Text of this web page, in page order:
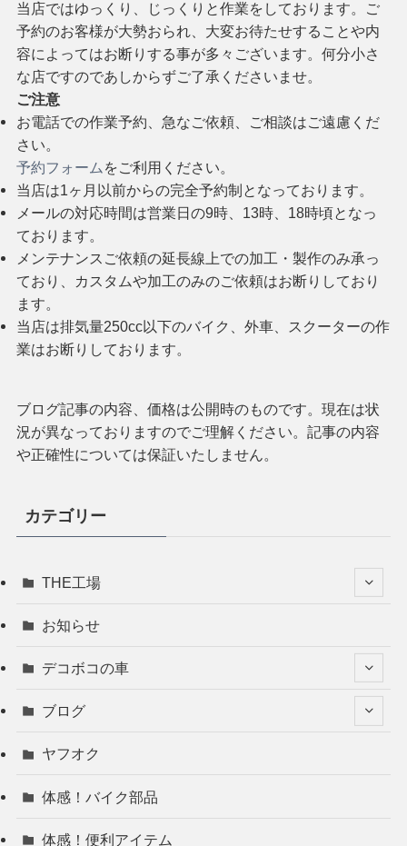
当店ではゆっくり、じっくりと作業をしております。ご
予約のお客様が大勢おられ、大変お待たせすることや内
容によってはお断りする事が多々ございます。何分小さ
な店ですのであしからずご了承くださいませ。
ご注意
お電話での作業予約、急なご依頼、ご相談はご遠慮くだ
さい。
予約フォーム をご利用ください。
当店は1ヶ月以前からの完全予約制となっております。
メールの対応時間は営業日の9時、13時、18時頃となっ
ております。
メンテナンスご依頼の延長線上での加工・製作のみ承っ
ており、カスタムや加工のみのご依頼はお断りしており
ます。
当店は排気量250cc以下のバイク、外車、スクーターの作
業はお断りしております。
ブログ記事の内容、価格は公開時のものです。現在は状
況が異なっておりますのでご理解ください。記事の内容
や正確性については保証いたしません。
カテゴリー
THE工場
お知らせ
デコボコの車
ブログ
ヤフオク
体感！バイク部品
体感！便利アイテム